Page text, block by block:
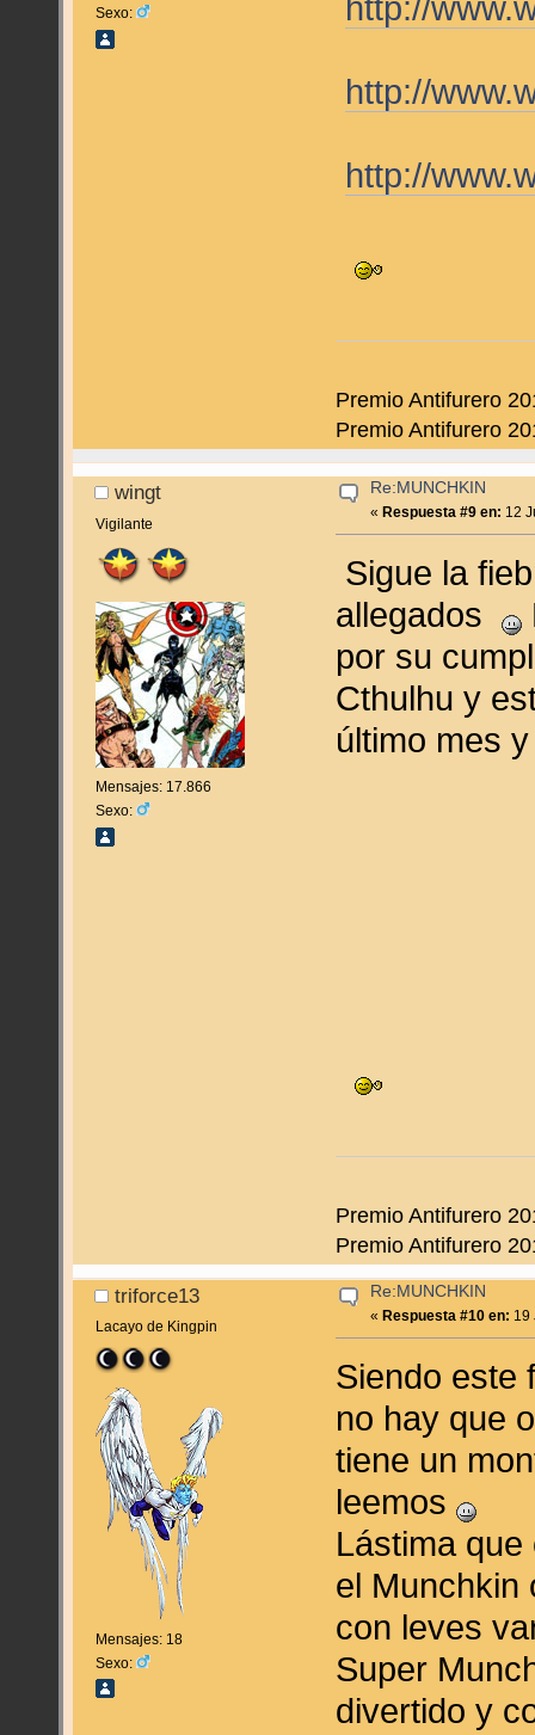
Sexo:
http://
http://
Premio Antifurero
Premio Antifurero
wingt
Vigilante
Mensajes: 17.866
Sexo:
Re:MUNCHKIN
«Respuesta #9 en: 12
Sigue la
allegados
por su
Cthulhu y
último mes
Premio Antifurero
Premio Antifurero
triforce13
Lacayo de Kingpin
Mensajes: 18
Sexo:
Re:MUNCHKIN
«Respuesta #10 en: 19
Siendo este
no hay que
tiene un
leemos
Lástima
el Munchkin
con leves
Super
divertido y